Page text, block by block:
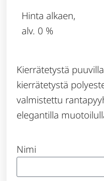
Hinta alkaen,
alv. 0 %
Kierrätetystä
kierrätetystä
valmistettu
elegantilla
Nimi